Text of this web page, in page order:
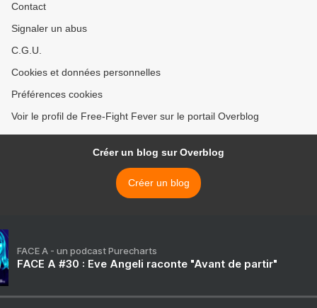
Contact
Signaler un abus
C.G.U.
Cookies et données personnelles
Préférences cookies
Voir le profil de Free-Fight Fever sur le portail Overblog
Créer un blog sur Overblog
Créer un blog
FACE A - un podcast Purecharts
FACE A #30 : Eve Angeli raconte "Avant de partir"